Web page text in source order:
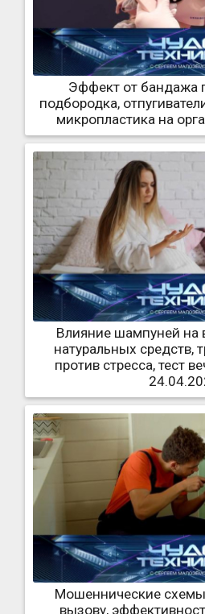
Эффект от бандажа
подбородка,
микропластика на
Влияние шампуней на
натуральных средств,
против стресса, тест
Мошеннические
вызову,